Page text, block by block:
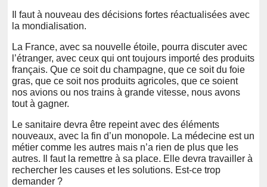
Il faut à nouveau des décisions fortes réactualisées avec
la mondialisation.
La France, avec sa nouvelle étoile, pourra discuter avec
l’étranger, avec ceux qui ont toujours importé des produits
français. Que ce soit du champagne, que ce soit du foie
gras, que ce soit nos produits agricoles, que ce soient
nos avions ou nos trains à grande vitesse, nous avons
tout à gagner.
Le sanitaire devra être repeint avec des éléments
nouveaux, avec la fin d’un monopole. La médecine est un
métier comme les autres mais n’a rien de plus que les
autres. Il faut la remettre à sa place. Elle devra travailler à
rechercher les causes et les solutions. Est-ce trop
demander ?